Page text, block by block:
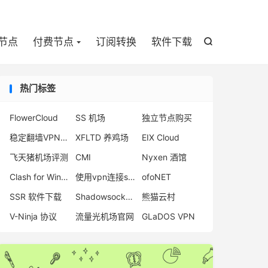

点 付费节点 订阅转换 软件下载
热门标签
FlowerCloud SS 机场
独立节点购买
稳定翻墙VPN推荐
XFLTD 养鸡场
EIX Cloud
飞天猪机场评测
CMI
Nyxen 酒馆
Clash for Windows 官网下载
使用vpn连接steam
ofoNET
SSR 软件下载
Shadowsocks 机场
熊猫云村
V-Ninja 协议
流量光机场官网 GLaDOS VPN